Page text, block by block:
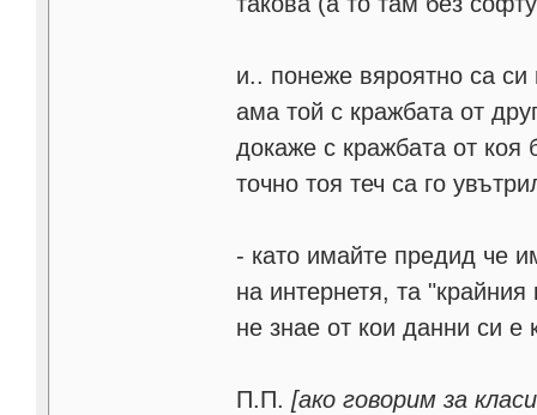
и.. понеже вяроятно са
ама той с кражбата от
докаже с кражбата от коя
точно тоя теч са го
- като имайте предид че
на интернетя, та
не знае от кои данни си
П.П.[ако говорим за